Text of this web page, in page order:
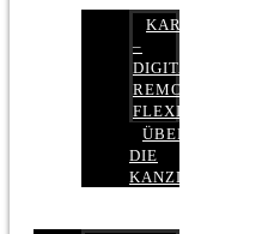
KARRIERE
–
DIGITAL,
REMOTE,
FLEXIBEL
ÜBER
DIE
KANZLEI